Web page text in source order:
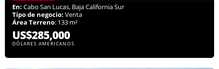
En: Cabo San Lucas, Baja California Sur
Tipo de negocio: Venta
Área Terreno: 133 m²
US$285,000
DÓLARES AMERICANOS